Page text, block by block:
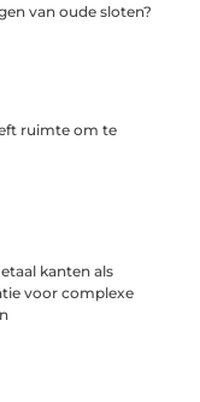
van oude sloten?
ruimte om te
kanten als
voor complexe